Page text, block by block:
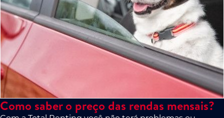
Como saber o preço das rendas mensais?